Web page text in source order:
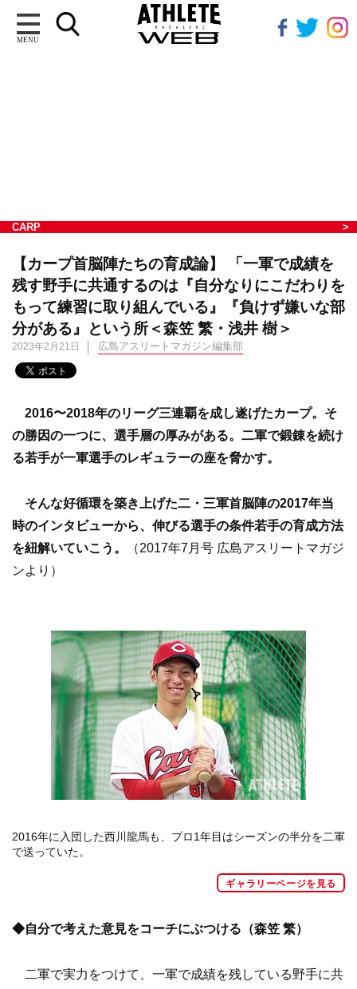
MENU
CARP
【カープ首脳陣たちの育成論】 「一軍で成績を
残す野手に共通するのは『自分なりにこだわりを
もって練習に取り組んでいる』『負けず嫌いな部
分がある』という所＜森笠 繁・浅井 樹＞
2023年2月21日 広島アスリートマガジン編集部
2016〜2018年のリーグ三連覇を成し遂げたカープ。そ
の勝因の一つに、選手層の厚みがある。二軍で鍛錬を続け
る若手が一軍選手のレギュラーの座を脅かす。
そんな好循環を築き上げた二・三軍首脳陣の2017年当
時のインタビューから、伸びる選手の条件若手の育成方法
を紐解いていこう。
（2017年7月号 広島アスリートマガジ
ンより）
2016年に入団した西川龍馬も、プロ1年目はシーズンの半分を二軍
で送っていた。
ギャラリーページを見る
◆自分で考えた意見をコーチにぶつける（森笠 繁）
二軍で実力をつけて、一軍で成績を残している野手に共